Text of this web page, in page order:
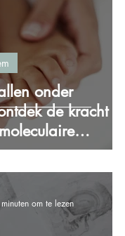
onder
de kracht
jicht
om te lezen